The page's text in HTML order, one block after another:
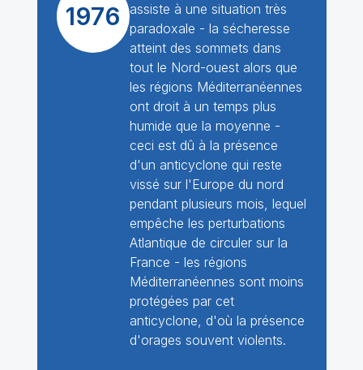
1976
assiste à une situation très
paradoxale - la sécheresse
atteint des sommets dans
tout le Nord-ouest alors que
les régions Méditerranéennes
ont droit à un temps plus
humide que la moyenne -
ceci est dû à la présence
d'un anticyclone qui reste
vissé sur l'Europe du nord
pendant plusieurs mois, lequel
empêche les perturbations
Atlantique de circuler sur la
France - les régions
Méditerranéennes sont moins
protégées par cet
anticyclone, d'où la présence
d'orages souvent violents.